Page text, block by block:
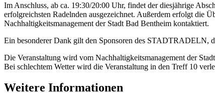
Im Anschluss, ab ca. 19:30/20:00 Uhr, findet der diesjährige
erfolgreichsten Radelnden ausgezeichnet. Außerdem erfolgt die
Nachhaltigkeitsmanagement der Stadt Bad Bentheim kontaktiert.
Ein besonderer Dank gilt den Sponsoren des STADTRADELN,
Die Veranstaltung wird vom Nachhaltigkeitsmanagement der
Bei schlechtem Wetter wird die Veranstaltung in den Treff 10
Weitere Informationen